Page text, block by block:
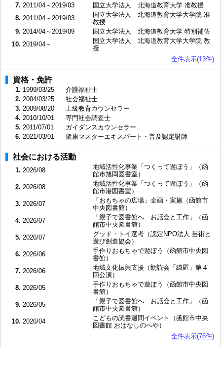
7. 2011/04～2019/03
国立大学法人 北海道教育大学 准教授
8. 2011/04～2019/03
国立大学法人 北海道教育大学大学院 准
教授
9. 2014/04～2019/09
国立大学法人 北海道教育大学 特別補佐
10. 2019/04～
国立大学法人 北海道教育大学大学院 教
授
全件表示(13件)
資格・免許
1. 1999/03/25
介護福祉士
2. 2004/03/25
社会福祉士
3. 2009/08/20
上級教育カウンセラー
4. 2010/10/01
専門社会調査士
5. 2011/07/01
ガイダンスカウンセラー
6. 2021/03/01 健康マスターエキスパート・普及認定講師
社会における活動
1. 2026/08
地域活性化事業「つくって遊ぼう」（函
館市旭岡図書室）
2. 2026/08
地域活性化事業「つくって遊ぼう」（函
館市港図書室）
3. 2026/07
「おもちゃの広場」企画・実施（函館市
中央図書館）
4. 2026/07
「親子で図書館へ お話会と工作」（函
館市中央図書館）
5. 2026/07
グッド・トイ選考（認定NPO法人 芸術と
遊び創造協会）
6. 2026/06
手作りおもちゃで遊ぼう（函館市中央図
書館）
7. 2026/06
地域文化振興支援（朗読会「綺羅」第４
回公演）
8. 2026/05
手作りおもちゃで遊ぼう（函館市中央図
書館）
9. 2026/05
「親子で図書館へ お話会と工作」（函
館市中央図書館）
10. 2026/04
こどもの読書週間イベント（函館市中央
図書館 おはなしのへや）
全件表示(76件)